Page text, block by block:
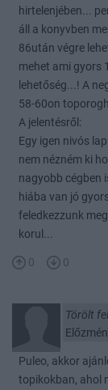
hirtelenjében...
áll a konyvben
86után végre
mehet ami gyors
lehetőség...! A
58-60on
A jelentésről:
Egy igen nivós
nem nézném ki
nagyobb cégben
hiába van jó
feledkezzunk
korul...
0 0
Törölt
Puleo, akkor
topikokban, ahol